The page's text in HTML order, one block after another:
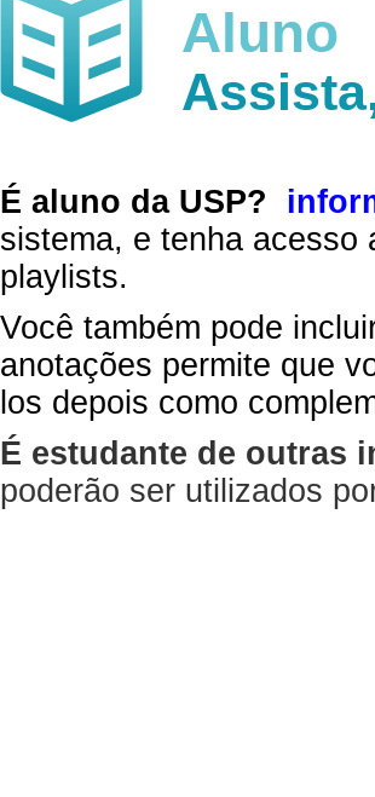
Aluno
É aluno da USP?
sistema, e tenha acesso
playlists.
Você também pode
anotações permite que
los depois como
É estudante de outras
poderão ser utilizados